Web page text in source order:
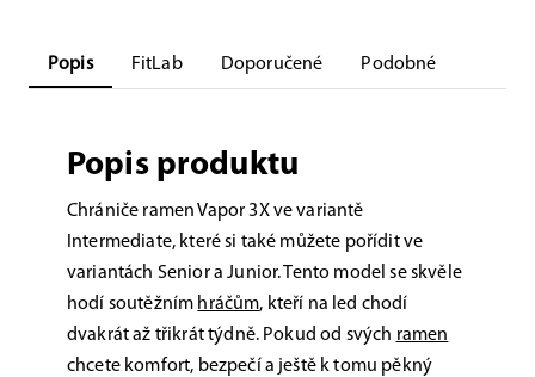
Popis FitLab Doporučené Podobné
Popis produktu
Chrániče ramen Vapor 3X ve variantě
Intermediate, které si také můžete pořídit ve
variantách Senior a Junior. Tento model se skvěle
hodí soutěžním hráčům, kteří na led chodí
dvakrát až třikrát týdně. Pokud od svých ramen
chcete komfort, bezpečí a ještě k tomu pěkný